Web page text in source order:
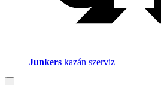
Junkers kazán szerviz